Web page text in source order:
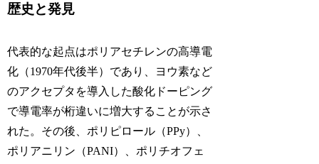
歴史と発見
代表的な起点はポリアセチレンの高導電
化（1970年代後半）であり、ヨウ素など
のアクセプタを導入した酸化ドーピング
で導電率が桁違いに増大することが示さ
れた。その後、ポリピロール（PPy）、
ポリアニリン（PANI）、ポリチオフェ